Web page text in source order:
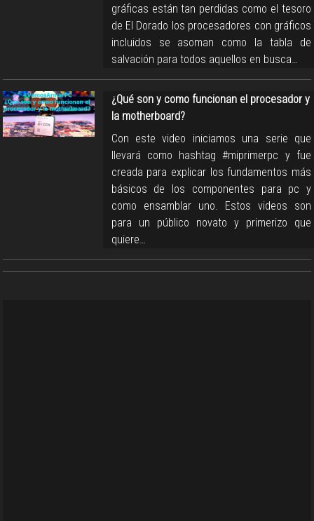
gráficas están tan perdidas como el tesoro
de El Dorado los procesadores con gráficos
incluidos se asoman como la tabla de
salvación para todos aquellos en busca…
¿Qué son y como funcionan el procesador y
la motherboard?
Con este video iniciamos una serie que
llevará como hashtag #miprimerpc y fue
creada para explicar los fundamentos más
básicos de los componentes para pc y
como ensamblar uno. Estos videos son
para un público novato y primerizo que
quiere…